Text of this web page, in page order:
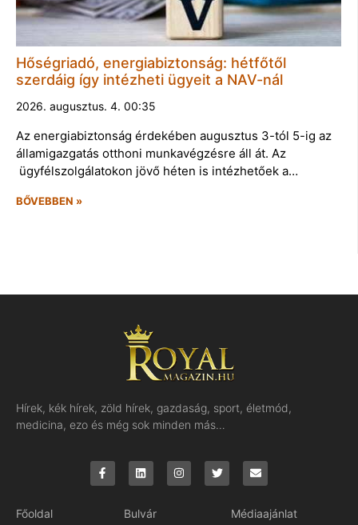
Hőségriadó, energiabiztonság: hétfőtől
szerdáig így intézheti ügyeit a NAV-nál
2026. augusztus. 4. 00:35
Az energiabiztonság érdekében augusztus 3-tól 5-ig az
államigazgatás otthoni munkavégzésre áll át. Az
ügyfélszolgálatokon jövő héten is intézhetőek a…
BŐVEBBEN »
Hírek, kék hírek, zöld hírek, gazdaság, sport, életmód,
medicina, ezo és még sok minden más…
Főoldal Bulvár Médiaajánlat